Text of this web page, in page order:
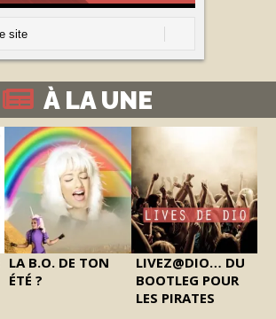
À LA UNE
LA B.O. DE TON
ÉTÉ ?
LIVEZ@DIO… DU
BOOTLEG POUR
LES PIRATES